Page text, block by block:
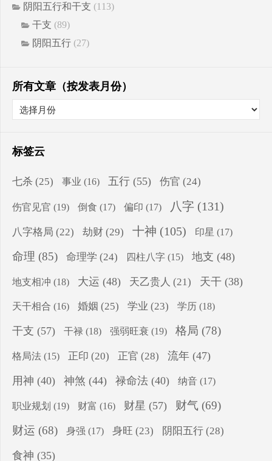
阴阳五行和干支 (113)
干支 (89)
阴阳五行 (27)
所有文章（按发表月份）
标签云
七杀 (25) 事业 (16) 五行 (55) 伤官 (24)
伤官见官 (19) 倒食 (17) 偏印 (17) 八字 (131)
八字格局 (22) 劫财 (29) 十神 (105) 印星 (17)
命理 (85) 命理学 (24) 四柱八字 (15) 地支 (48)
地支相冲 (18) 大运 (48) 天乙贵人 (21) 天干 (38)
天干相合 (16) 婚姻 (25) 学业 (23) 学历 (18)
干支 (57) 干禄 (18) 强弱旺衰 (19) 格局 (78)
格局法 (15) 正印 (20) 正官 (28) 流年 (47)
用神 (40) 神煞 (44) 禄命法 (40) 纳音 (17)
职业规划 (19) 财富 (16) 财星 (57) 财气 (69)
财运 (68) 身强 (17) 身旺 (23) 阴阳五行 (28)
食神 (35)